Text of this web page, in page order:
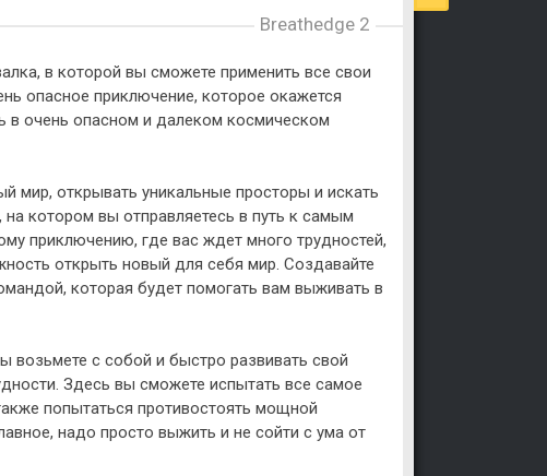
Breathedge 2
в которой вы сможете применить все свои
опасное приключение, которое окажется
в очень опасном и далеком космическом
мир, открывать уникальные просторы и искать
котором вы отправляетесь в путь к самым
приключению, где вас ждет много трудностей,
открыть новый для себя мир. Создавайте
которая будет помогать вам выживать в
возьмете с собой и быстро развивать свой
Здесь вы сможете испытать все самое
попытаться противостоять мощной
надо просто выжить и не сойти с ума от